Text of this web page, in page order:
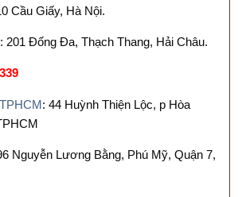
Cầu Giấy, Hà Nội.
: 201 Đống Đa, Thạch Thang, Hải Châu.
: 44 Huỳnh Thiện Lộc, p Hòa
Nguyễn Lương Bằng, Phú Mỹ, Quận 7,